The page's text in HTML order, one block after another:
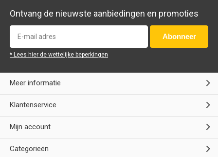
Ontvang de nieuwste aanbiedingen en promoties
Abonneer
* Lees hier de wettelijke beperkingen
Meer informatie
Klantenservice
Mijn account
Categorieën